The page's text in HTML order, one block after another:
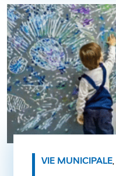
ainsi que de […]
VIE MUNICIPALE,